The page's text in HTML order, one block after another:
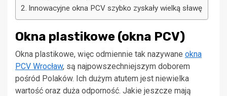
Innowacyjne okna PCV szybko zyskały wielką sławę
Okna plastikowe (okna PCV)
Okna plastikowe, więc odmiennie tak nazywane okna
PCV Wrocław, są najpowszechniejszym doborem
pośród Polaków. Ich dużym atutem jest niewielka
wartość oraz duża odporność. Jakie jeszcze mają